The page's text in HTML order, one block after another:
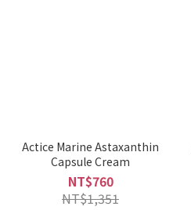
Actice Marine Astaxanthin
Capsule Cream
NT$760
NT$1,351